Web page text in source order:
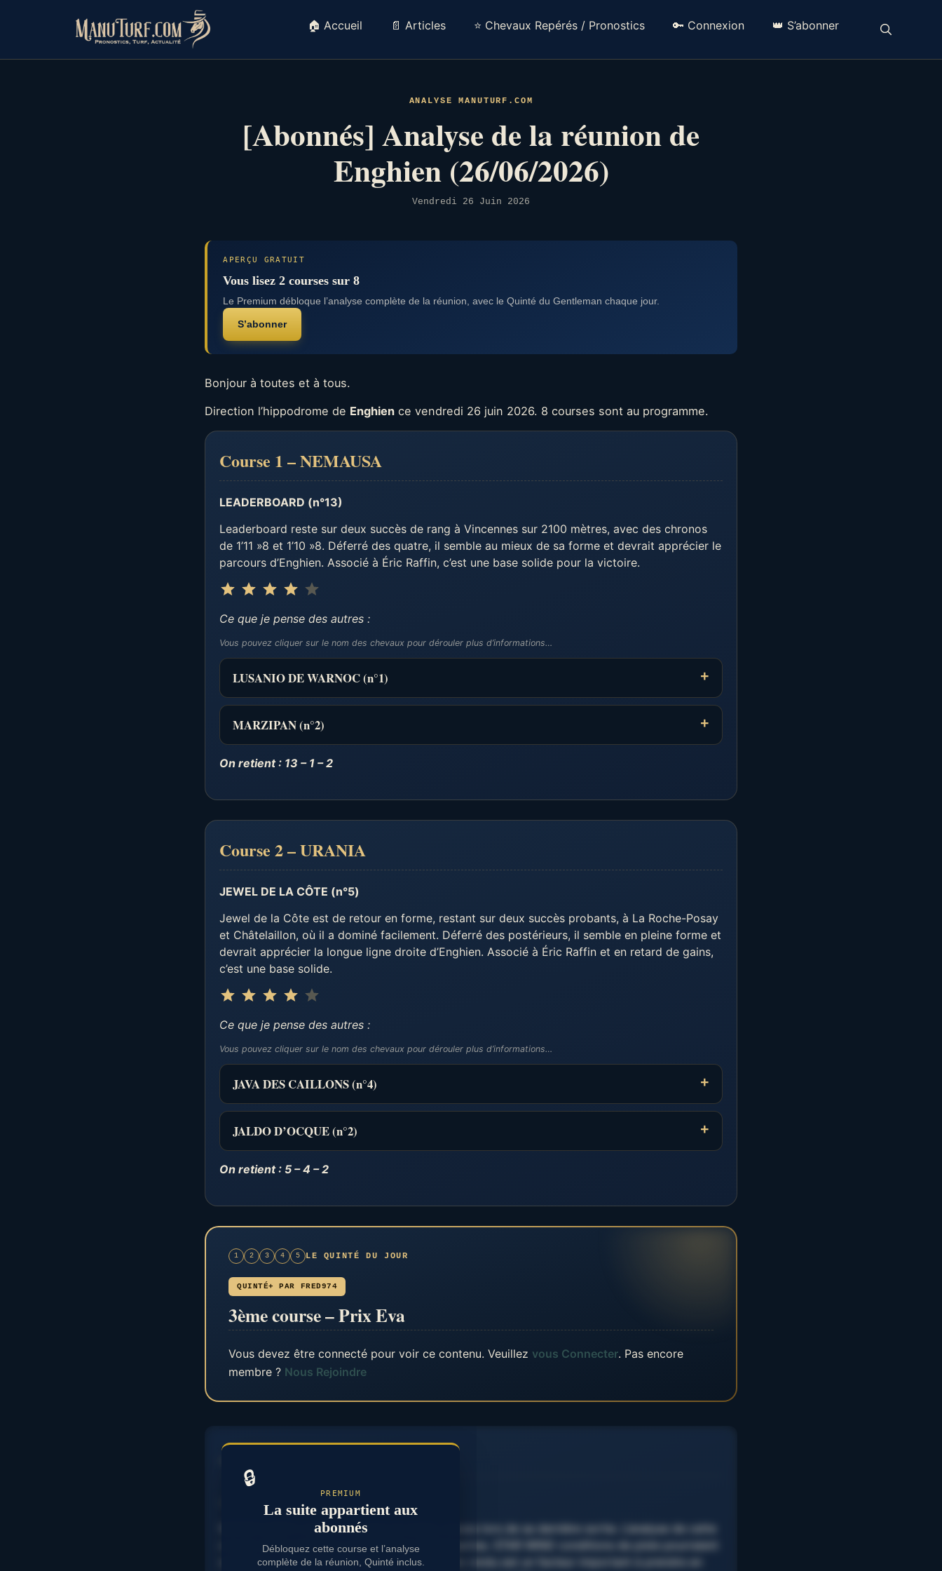
🏠 Accueil 📄 Articles ⭐ Chevaux Repérés / Pronostics 🔑 Connexion 👑 S’abonner
ANALYSE MANUTURF.COM
[Abonnés] Analyse de la réunion de
Enghien (26/06/2026)
Vendredi 26 Juin 2026
APERÇU GRATUIT
Vous lisez 2 courses sur 8
Le Premium débloque l’analyse complète de la réunion, avec le Quinté du Gentleman chaque jour.
S’abonner
Bonjour à toutes et à tous.
Direction l’hippodrome de Enghien ce vendredi 26 juin 2026. 8 courses sont au programme.
Course 1 – NEMAUSA
LEADERBOARD (n°13)
Leaderboard reste sur deux succès de rang à Vincennes sur 2100 mètres, avec des chronos
de 1’11 »8 et 1’10 »8. Déferré des quatre, il semble au mieux de sa forme et devrait apprécier le
parcours d’Enghien. Associé à Éric Raffin, c’est une base solide pour la victoire.
⭐⭐⭐⭐
Ce que je pense des autres :
Vous pouvez cliquer sur le nom des chevaux pour dérouler plus d’informations…
LUSANIO DE WARNOC (n°1)
MARZIPAN (n°2)
On retient : 13 – 1 – 2
Course 2 – URANIA
JEWEL DE LA CÔTE (n°5)
Jewel de la Côte est de retour en forme, restant sur deux succès probants, à La Roche-Posay
et Châtelaillon, où il a dominé facilement. Déferré des postérieurs, il semble en pleine forme et
devrait apprécier la longue ligne droite d’Enghien. Associé à Éric Raffin et en retard de gains,
c’est une base solide.
⭐⭐⭐⭐
Ce que je pense des autres :
Vous pouvez cliquer sur le nom des chevaux pour dérouler plus d’informations…
JAVA DES CAILLONS (n°4)
JALDO D’OCQUE (n°2)
On retient : 5 – 4 – 2
1 2 3 4 5 LE QUINTÉ DU JOUR
QUINTÉ+ PAR FRED974
3ème course – Prix Eva
Vous devez être connecté pour voir ce contenu. Veuillez vous Connecter. Pas encore
membre ? Nous Rejoindre
🔒
PREMIUM
La suite appartient aux
abonnés
Débloquez cette course et l’analyse
complète de la réunion, Quinté inclus.
………………..
…………………
WATER EARTH cheval a montré de belles choses lors de sa dernière sortie. L’analyse de cette
course révèle plusieurs candidatures intéressantes. STAR WIND conditions de piste pourraient
avantager certains profils. WATER STAR poids rendu est un facteur important à prendre en